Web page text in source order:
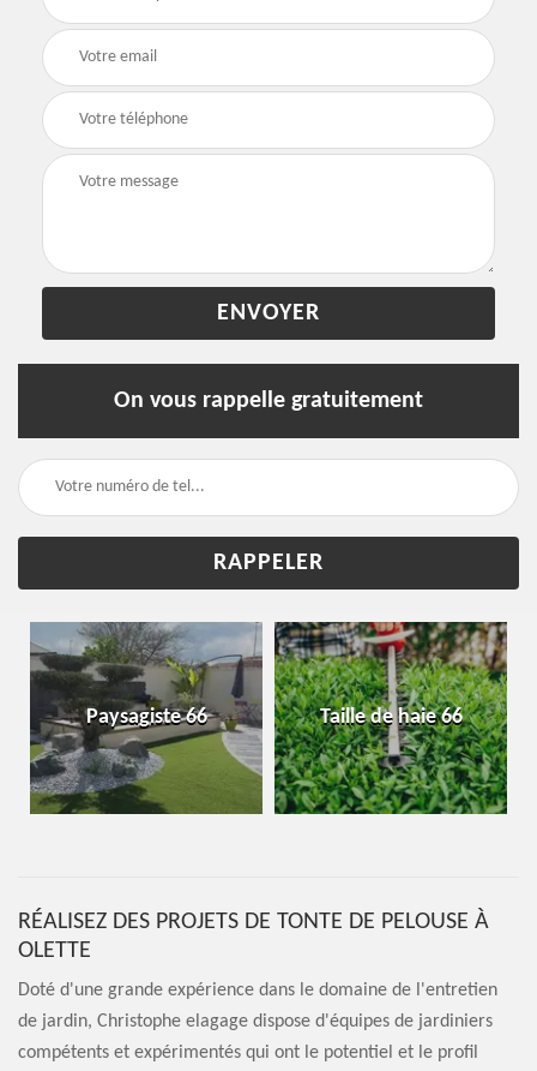
On vous rappelle gratuitement
Paysagiste 66 Taille de haie 66
RÉALISEZ DES PROJETS DE TONTE DE PELOUSE À
OLETTE
Doté d'une grande expérience dans le domaine de l'entretien
de jardin, Christophe elagage dispose d'équipes de jardiniers
compétents et expérimentés qui ont le potentiel et le profil